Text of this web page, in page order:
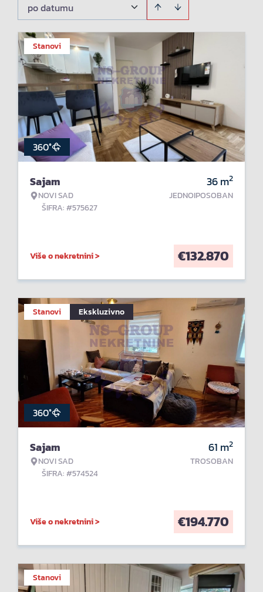
po datumu
Stanovi
360°
Sajam
NOVI SAD
ŠIFRA: #575627
36m2
JEDNOIPOSOBAN
Više o nekretnini > €132.870
Stanovi Ekskluzivno
360°
Sajam
NOVI SAD
ŠIFRA: #574524
61 m2
TROSOBAN
Više o nekretnini > €194.770
Stanovi